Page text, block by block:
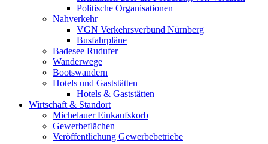
Politische Organisationen
Nahverkehr
VGN Verkehrsverbund Nürnberg
Busfahrpläne
Badesee Rudufer
Wanderwege
Bootswandern
Hotels und Gaststätten
Hotels & Gaststätten
Wirtschaft & Standort
Michelauer Einkaufskorb
Gewerbeflächen
Veröffentlichung Gewerbebetriebe